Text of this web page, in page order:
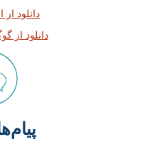
دانلود
دانلود از